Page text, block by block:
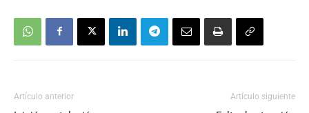
Artículo anterior Artículo siguiente